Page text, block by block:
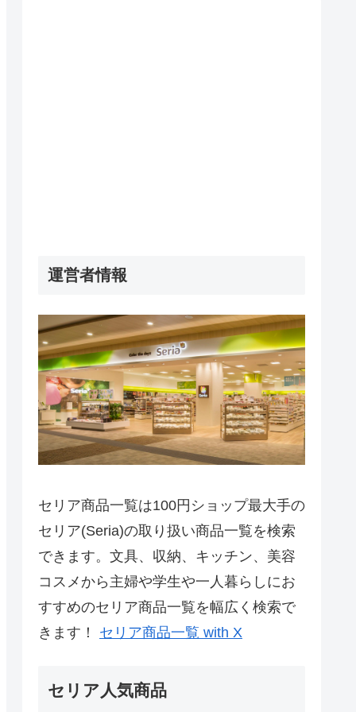
運営者情報
セリア商品一覧は100円ショップ最大手の
セリア(Seria)の取り扱い商品一覧を検索
できます。文具、収納、キッチン、美容
コスメから主婦や学生や一人暮らしにお
すすめのセリア商品一覧を幅広く検索で
きます！ セリア商品一覧 with X
セリア人気商品